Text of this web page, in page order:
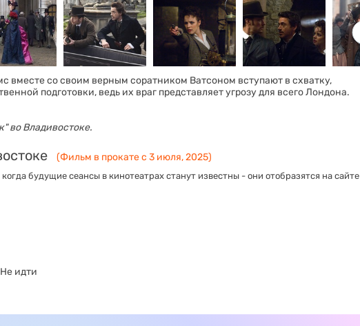
со своим верным соратником Ватсоном вступают в схватку,
подготовки, ведь их враг представляет угрозу для всего Лондона.
во Владивостоке.
(Фильм в прокате с 3 июля, 2025)
будущие сеансы в кинотеатрах станут известны - они отобразятся на сайте
Не идти